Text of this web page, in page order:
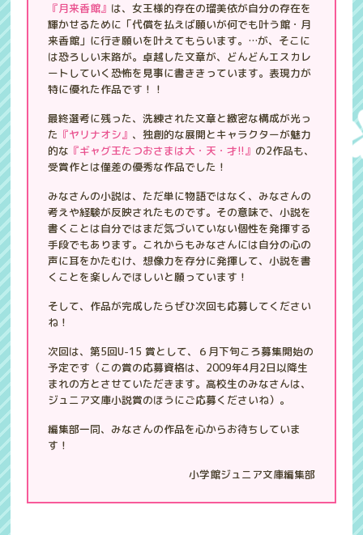
『月来香館』 は、女王様的存在の瑠美依が自分の存在を
輝かせるために「代償を払えば願いが何でも叶う館・月
来香館」に行き願いを叶えてもらいます。…が、そこに
は恐ろしい末路が。卓越した文章が、どんどんエスカレ
ートしていく恐怖を見事に書ききっています。表現力が
特に優れた作品です！！
最終選考に残った、洗練された文章と緻密な構成が光っ
た 『ヤリナオシ』 、独創的な展開とキャラクターが魅力
的な 『ギャグ王たつおさまは大・天・才!!』 の2作品も、
受賞作とは僅差の優秀な作品でした！
みなさんの小説は、ただ単に物語ではなく、みなさんの
考えや経験が反映されたものです。その意味で、小説を
書くことは自分ではまだ気づいていない個性を発揮する
手段でもあります。これからもみなさんには自分の心の
声に耳をかたむけ、想像力を存分に発揮して、小説を書
くことを楽しんでほしいと願っています！
そして、作品が完成したらぜひ次回も応募してください
ね！
次回は、第5回U-15 賞として、６月下旬ころ募集開始の
予定です（この賞の応募資格は、2009年4月2日以降生
まれの方とさせていただきます。高校生のみなさんは、
ジュニア文庫小説賞のほうにご応募くださいね）。
編集部一同、みなさんの作品を心からお待ちしていま
す！
小学館ジュニア文庫編集部